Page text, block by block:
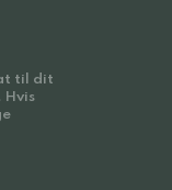
til dit
Hvis